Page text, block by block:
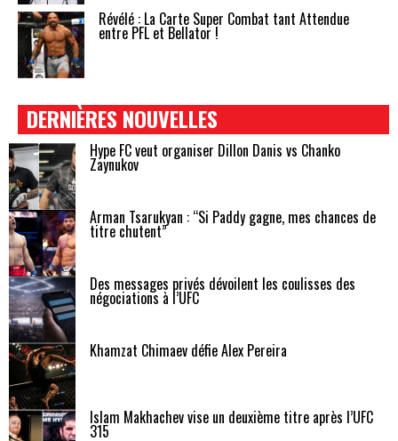
Révélé : La Carte Super Combat tant Attendue
entre PFL et Bellator !
DERNIÈRES NOUVELLES
Hype FC veut organiser Dillon Danis vs Chanko
Zaynukov
Arman Tsarukyan : “Si Paddy gagne, mes chances de
titre chutent”
Des messages privés dévoilent les coulisses des
négociations à l’UFC
Khamzat Chimaev défie Alex Pereira
Islam Makhachev vise un deuxième titre après l’UFC
315